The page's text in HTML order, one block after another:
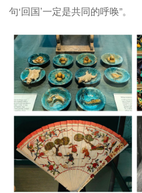
句‘回国’一定是共同的呼唤”。